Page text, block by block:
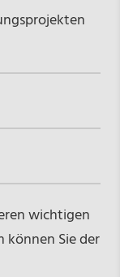
wichtigen
Sie der